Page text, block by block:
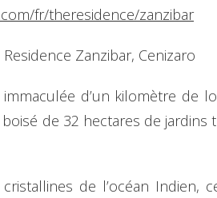
fr/theresidence/zanzibar
Zanzibar, Cenizaro
d’un kilomètre de
de 32 hectares de
de l’océan